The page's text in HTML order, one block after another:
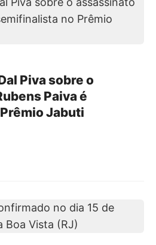
Piva sobre o
Paiva é
Jabuti